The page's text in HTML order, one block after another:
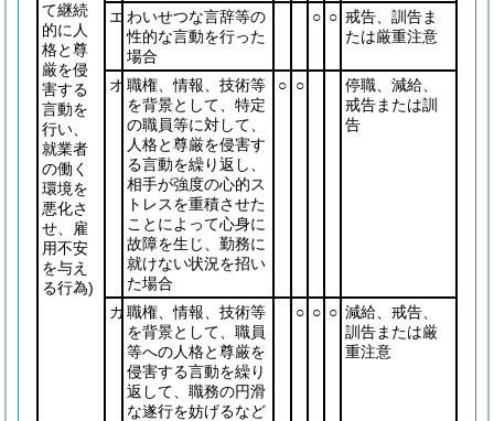
て継続
的に人
格と尊
厳を侵
害する
言動を
行い、
就業者
の働く
環境を
悪化さ
せ、雇
用不安
を与え
る行為)
エ わいせつな言辞等の
性的な言動を行った
場合
○ ○ 戒告、訓告ま
たは厳重注意
オ 職権、情報、技術等
を背景として、特定
の職員等に対して、
人格と尊厳を侵害す
る言動を繰り返し、
相手が強度の心的ス
トレスを重積させた
ことによって心身に
故障を生じ、勤務に
就けない状況を招い
た場合
○ ○
停職、減給、
戒告または訓
告
カ 職権、情報、技術等
を背景として、職員
等への人格と尊厳を
侵害する言動を繰り
返して、職務の円滑
な遂行を妨げるなど
○ ○ ○ 減給、戒告、
訓告または厳
重注意